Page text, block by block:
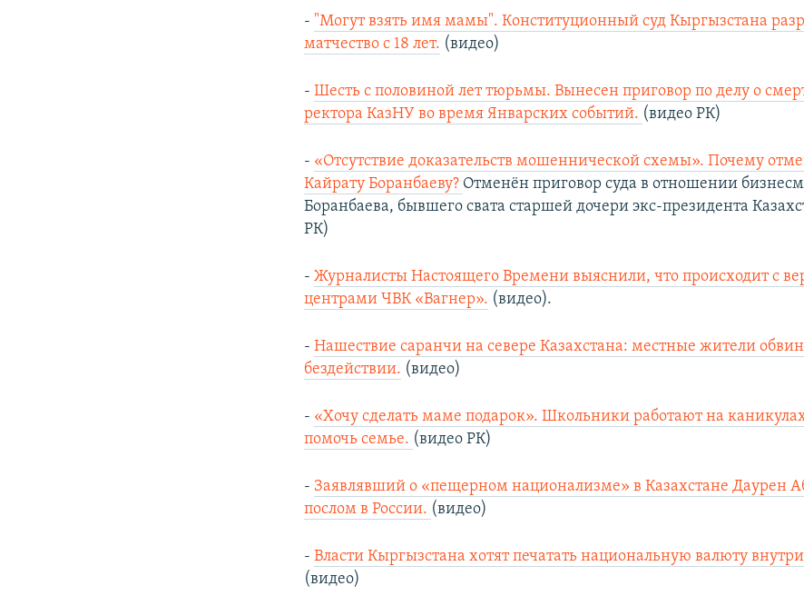
- "Могут взять имя мамы". Конституционный суд Кыргызстана
матчество с 18 лет. (видео)
-Шесть с половиной лет тюрьмы. Вынесен приговор по делу о
ректора КазНУ во время Январских событий. (видео РК)
- «Отсутствие доказательств мошеннической схемы». Почему
Кайрату Боранбаеву? Отменён приговор суда в отношении
Боранбаева, бывшего свата старшей дочери экс-президента
РК)
-Журналисты Настоящего Времени выяснили, что происходит с
центрами ЧВК «Вагнер». (видео).
-Нашествие саранчи на севере Казахстана: местные жители
бездействии. (видео)
- «Хочу сделать маме подарок». Школьники работают на
помочь семье. (видео РК)
- Заявлявший о «пещерном национализме» в Казахстане Даурен
послом в России. (видео)
-Власти Кыргызстана хотят печатать национальную валюту
(видео)